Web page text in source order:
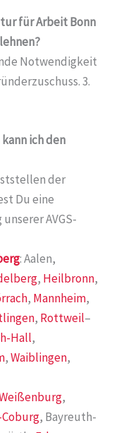
für Arbeit Bonn
Notwendigkeit
3.
ich den
der
Du eine
AVGS-
: Aalen,
, Heilbronn,
, Mannheim,
, Rottweil–
Hall,
,Waiblingen,
,
, Bayreuth-